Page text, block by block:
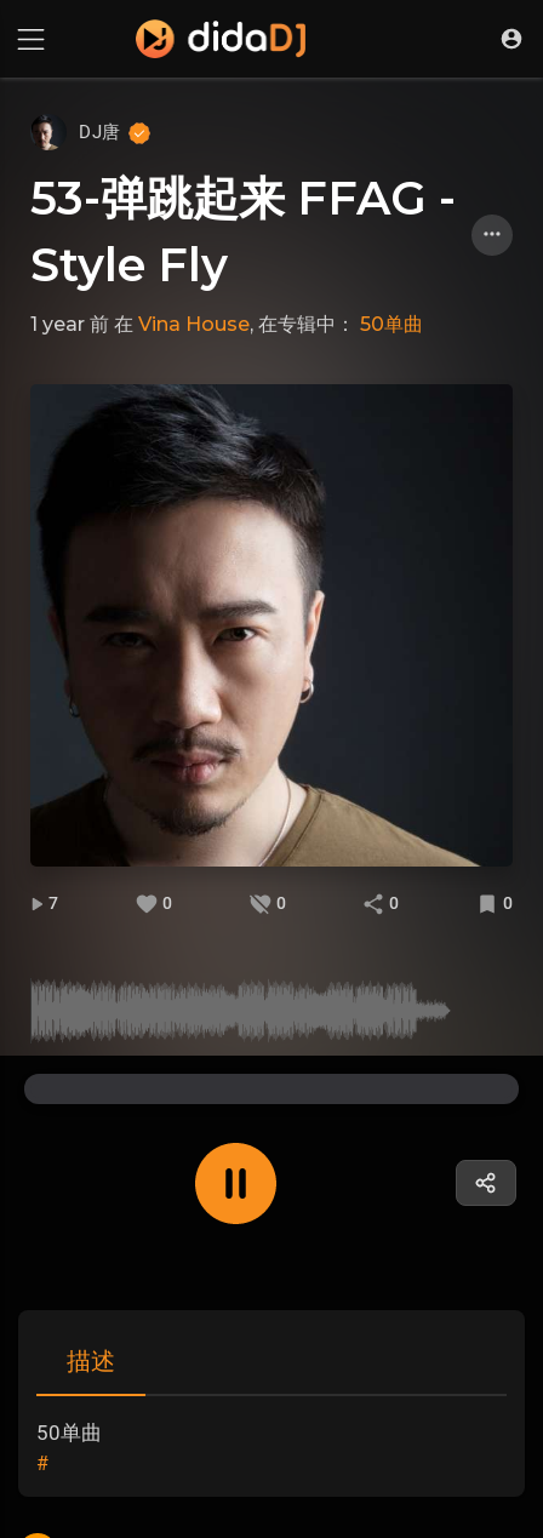
DJ唐
53-弹跳起来 FFAG -
Style Fly
1 year 前 在 Vina House, 在专辑中： 50单曲
7 0 0 0 0
描述
50单曲
#